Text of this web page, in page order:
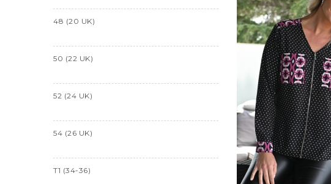
48 (20 UK)
50 (22 UK)
52 (24 UK)
54 (26 UK)
T1 (34-36)